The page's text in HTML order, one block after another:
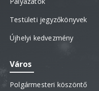
Testületi jegyzőkönyvek
Újhelyi kedvezmény
Város
Polgármesteri köszöntő